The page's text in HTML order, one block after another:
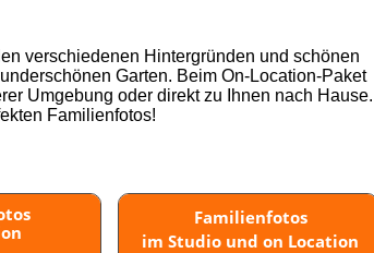
verschiedenen Hintergründen und schönen
Garten. Beim On-Location-Paket
Umgebung oder direkt zu Ihnen nach Hause.
Familienfotos!
Familienfotos
im Studio und on Location